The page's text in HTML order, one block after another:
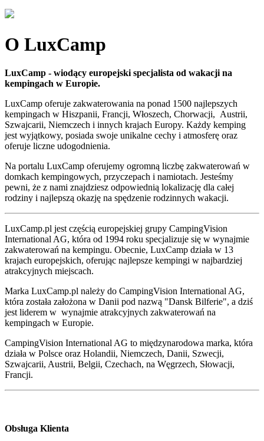
O LuxCamp
LuxCamp - wiodący europejski specjalista od wakacji na
kempingach w Europie.
LuxCamp oferuje zakwaterowania na ponad 1500 najlepszych
kempingach w Hiszpanii, Francji, Włoszech, Chorwacji, Austrii,
Szwajcarii, Niemczech i innych krajach Europy. Każdy kemping
jest wyjątkowy, posiada swoje unikalne cechy i atmosferę oraz
oferuje liczne udogodnienia.
Na portalu LuxCamp oferujemy ogromną liczbę zakwaterowań w
domkach kempingowych, przyczepach i namiotach. Jesteśmy
pewni, że z nami znajdziesz odpowiednią lokalizację dla całej
rodziny i najlepszą okazję na spędzenie rodzinnych wakacji.
LuxCamp.pl jest częścią europejskiej grupy CampingVision
International AG, która od 1994 roku specjalizuje się w wynajmie
zakwaterowań na kempingu. Obecnie, LuxCamp działa w 13
krajach europejskich, oferując najlepsze kempingi w najbardziej
atrakcyjnych miejscach.
Marka LuxCamp.pl należy do CampingVision International AG,
która została założona w Danii pod nazwą "Dansk Bilferie", a dziś
jest liderem w wynajmie atrakcyjnych zakwaterowań na
kempingach w Europie.
CampingVision International AG to międzynarodowa marka, która
działa w Polsce oraz Holandii, Niemczech, Danii, Szwecji,
Szwajcarii, Austrii, Belgii, Czechach, na Węgrzech, Słowacji,
Francji.
Obsługa Klienta